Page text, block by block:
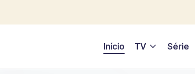
Início TV Série